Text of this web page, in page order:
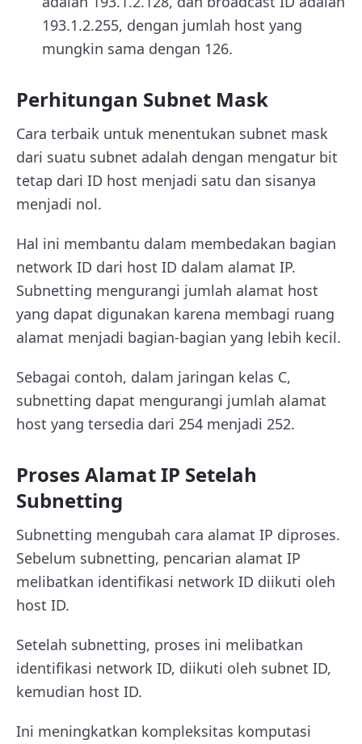
193.1.2.255, dengan jumlah host yang
mungkin sama dengan 126.
Perhitungan Subnet Mask
Cara terbaik untuk menentukan subnet mask
dari suatu subnet adalah dengan mengatur bit
tetap dari ID host menjadi satu dan sisanya
menjadi nol.
Hal ini membantu dalam membedakan bagian
network ID dari host ID dalam alamat IP.
Subnetting mengurangi jumlah alamat host
yang dapat digunakan karena membagi ruang
alamat menjadi bagian-bagian yang lebih kecil.
Sebagai contoh, dalam jaringan kelas C,
subnetting dapat mengurangi jumlah alamat
host yang tersedia dari 254 menjadi 252.
Proses Alamat IP Setelah
Subnetting
Subnetting mengubah cara alamat IP diproses.
Sebelum subnetting, pencarian alamat IP
melibatkan identifikasi network ID diikuti oleh
host ID.
Setelah subnetting, proses ini melibatkan
identifikasi network ID, diikuti oleh subnet ID,
kemudian host ID.
Ini meningkatkan kompleksitas komputasi